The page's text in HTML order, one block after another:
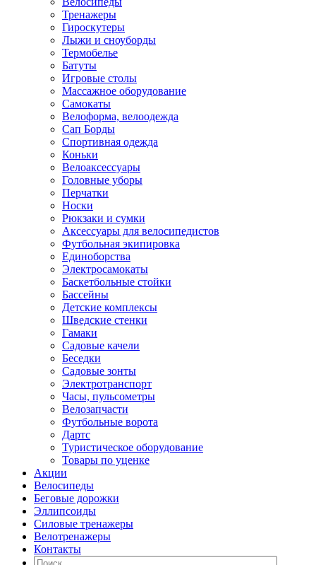
Тренажеры
Гироскутеры
Лыжи и сноуборды
Термобелье
Батуты
Игровые столы
Массажное оборудование
Самокаты
Велоформа, велоодежда
Сап Борды
Спортивная одежда
Коньки
Велоаксессуары
Головные уборы
Перчатки
Носки
Рюкзаки и сумки
Аксессуары для велосипедистов
Футбольная экипировка
Единоборства
Электросамокаты
Баскетбольные стойки
Бассейны
Детские комплексы
Шведские стенки
Гамаки
Садовые качели
Беседки
Садовые зонты
Электротранспорт
Часы, пульсометры
Велозапчасти
Футбольные ворота
Дартс
Туристическое оборудование
Товары по уценке
Акции
Велосипеды
Беговые дорожки
Эллипсоиды
Силовые тренажеры
Велотренажеры
Контакты